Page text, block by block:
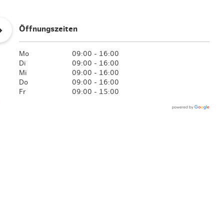
& Lifestyle
shoppen
essen & trinken
Öffnungszeiten
Mo
09:00 - 16:00
Di
09:00 - 16:00
Mi
09:00 - 16:00
Do
09:00 - 16:00
Fr
09:00 - 15:00